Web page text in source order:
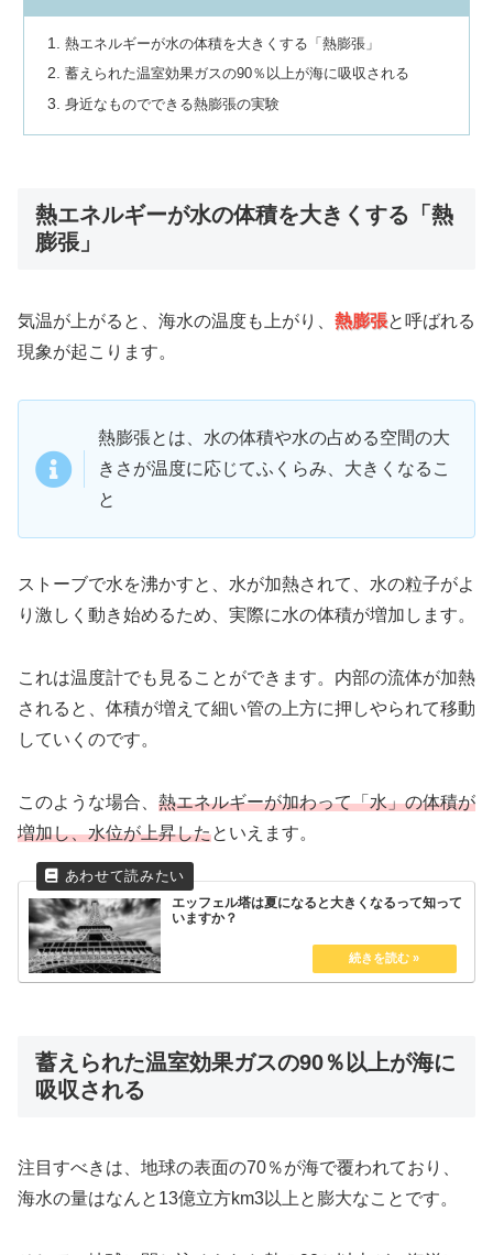
熱エネルギーが水の体積を大きくする「熱膨張」
蓄えられた温室効果ガスの90％以上が海に吸収される
身近なものでできる熱膨張の実験
熱エネルギーが水の体積を大きくする「熱
膨張」
気温が上がると、海水の温度も上がり、 熱膨張と呼ばれる
現象が起こります。
熱膨張とは、水の体積や水の占める空間の大
きさが温度に応じてふくらみ、大きくなるこ
と
ストーブで水を沸かすと、水が加熱されて、水の粒子がよ
り激しく動き始めるため、実際に水の体積が増加します。
これは温度計でも見ることができます。内部の流体が加熱
されると、体積が増えて細い管の上方に押しやられて移動
していくのです。
このような場合、 熱エネルギーが加わって「水」の体積が
増加し、水位が上昇したといえます。
エッフェル塔は夏になると大きくなるって知って
いますか？
蓄えられた温室効果ガスの90％以上が海に
吸収される
注目すべきは、地球の表面の70％が海で覆われており、
海水の量はなんと13億立方km3以上と膨大なことです。